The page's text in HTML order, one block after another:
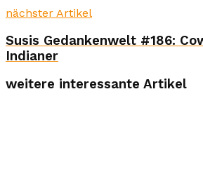
nächster Artikel
Susis Gedankenwelt #186:
Indianer
weitere interessante Artikel